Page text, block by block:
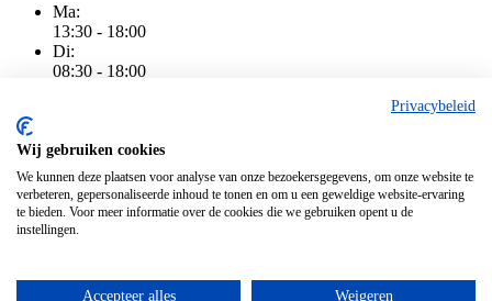
Privacybeleid
Wij gebruiken cookies
We kunnen deze plaatsen voor analyse van onze bezoekersgegevens, om onze website te
verbeteren, gepersonaliseerde inhoud te tonen en om u een geweldige website-ervaring
te bieden. Voor meer informatie over de cookies die we gebruiken opent u de
instellingen.
Accepteer alles Weigeren
Ma:
13:30 - 18:00
Di:
08:30 - 18:00
08:30 - 20:00
08:30 - 18:00
Za:
08:30 - 16:00